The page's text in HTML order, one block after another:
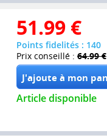
51.99 €
Points fidelités : 140
Prix conseillé : 64.99 €
Article disponible